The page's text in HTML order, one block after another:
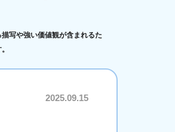
写や強い価値観が含まれるた
2025.09.15